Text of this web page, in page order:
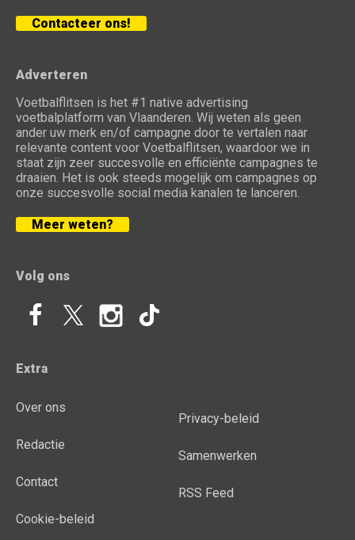
Contacteer ons!
Adverteren
Voetbalflitsen is het #1 native advertising
voetbalplatform van Vlaanderen. Wij weten als geen
ander uw merk en/of campagne door te vertalen naar
relevante content voor Voetbalflitsen, waardoor we in
staat zijn zeer succesvolle en efficiënte campagnes te
draaien. Het is ook steeds mogelijk om campagnes op
onze succesvolle social media kanalen te lanceren.
Meer weten?
Volg ons
Extra
Over ons
Redactie
Contact
Cookie-beleid
Privacy-beleid
Samenwerken
RSS Feed